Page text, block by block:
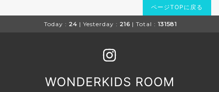
ページTOPに戻る
Today : 24 | Yesterday : 216 | Total : 131581
WONDERKIDS ROOM